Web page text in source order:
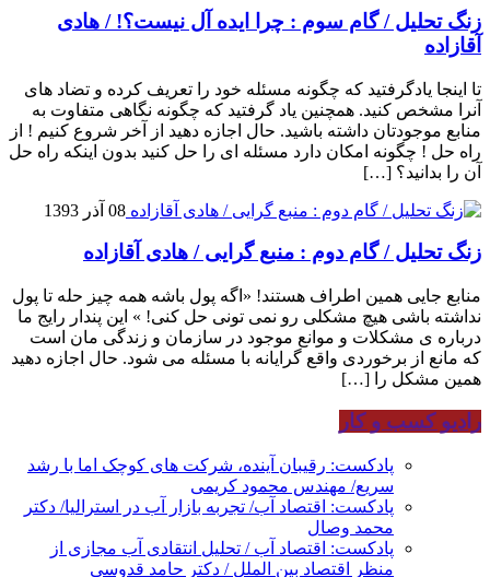
زنگ تحلیل / گام سوم : چرا ایده آل نیست؟! / هادی
آقازاده
تا اینجا یادگرفتید که چگونه مسئله خود را تعریف کرده و تضاد های
آنرا مشخص کنید. همچنین یاد گرفتید که چگونه نگاهی متفاوت به
منابع موجودتان داشته باشید. حال اجازه دهید از آخر شروع کنیم ! از
راه حل ! چگونه امکان دارد مسئله ای را حل کنید بدون اینکه راه حل
آن را بدانید؟ […]
08 آذر 1393
زنگ تحلیل / گام دوم : منبع گرایی / هادی آقازاده
منابع جایی همین اطراف هستند! «اگه پول باشه همه چیز حله تا پول
نداشته باشی هیچ مشکلی رو نمی تونی حل کنی! » این پندار رایج ما
درباره ی مشکلات و موانع موجود در سازمان و زندگی مان است
که مانع از برخوردی واقع گرایانه با مسئله می شود. حال اجازه دهید
همین مشکل را […]
رادیو کسب و کار
پادکست: رقیبان آینده، شرکت های کوچک اما با رشد
سریع/ مهندس محمود کریمی
پادکست: اقتصاد آب/ تجربه بازار آب در استرالیا/ دکتر
محمد وصال
پادکست: اقتصاد آب / تحلیل انتقادی آب مجازی از
منظر اقتصاد بین الملل / دکتر حامد قدوسی